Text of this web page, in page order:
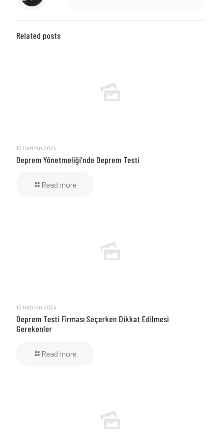
Related posts
16 Haziran 2024
Deprem Yönetmeliği’nde Deprem Testi
Read more
15 Haziran 2024
Deprem Testi Firması Seçerken Dikkat Edilmesi
Gerekenler
Read more